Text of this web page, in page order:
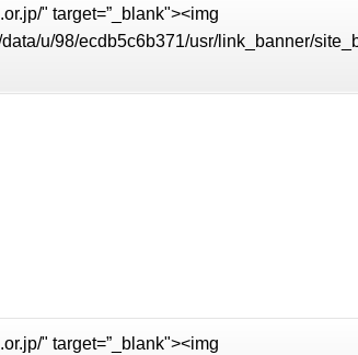
" target=”_blank"><img
u/98/ecdb5c6b371/usr/link_banner/
" target=”_blank"><img